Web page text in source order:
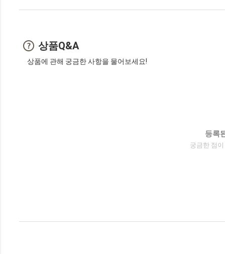
상품Q&A
상품에 관해 궁금한 사항을 물어보세요!
등록
궁금한 점